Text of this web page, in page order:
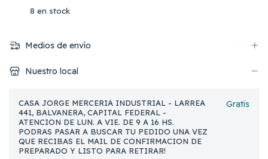
8 en stock
Medios de envío
Nuestro local
CASA JORGE MERCERIA INDUSTRIAL - LARREA
441, BALVANERA, CAPITAL FEDERAL -
ATENCION DE LUN. A VIE. DE 9 A 16 HS.
PODRAS PASAR A BUSCAR TU PEDIDO UNA VEZ
QUE RECIBAS EL MAIL DE CONFIRMACION DE
PREPARADO Y LISTO PARA RETIRAR!
Gratis